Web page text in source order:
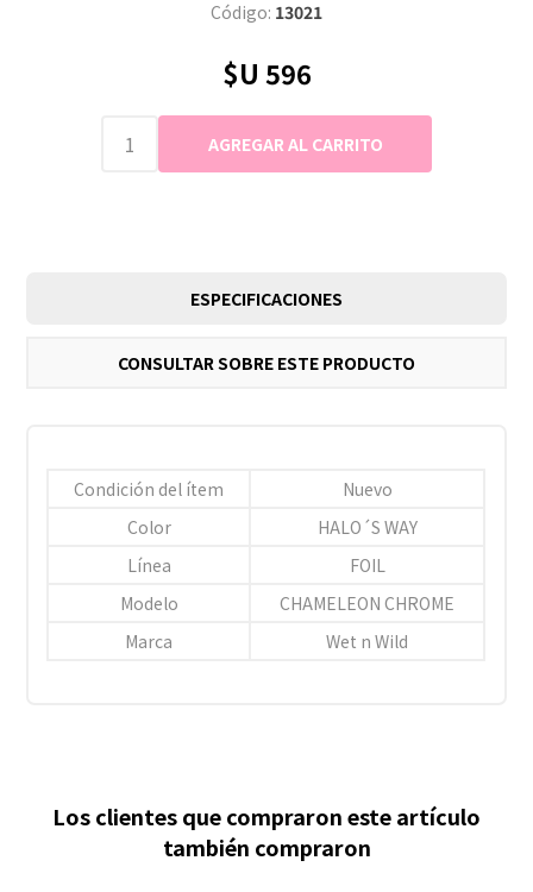
Código: 13021
$U 596
ESPECIFICACIONES
CONSULTAR SOBRE ESTE PRODUCTO
Condición del ítem
Nuevo
Color
HALO´S WAY
Línea
FOIL
Modelo
CHAMELEON CHROME
Marca
Wet n Wild
Los clientes que compraron este artículo
también compraron